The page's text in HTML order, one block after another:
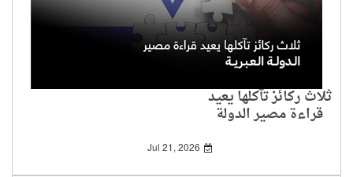
ثلاث ركائز تآكلها يعيد
قراءة مصير الدولة
Jul 21, 2026